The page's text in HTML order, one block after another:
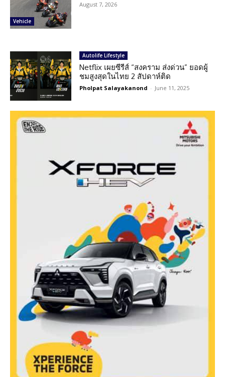
Vehicle
August 7, 2026
Autolife Lifestyle
Netflix เผยซีรีส์ “สงคราม ส่งด่วน” ยอดผู้
ชมสูงสุดในไทย 2 สัปดาห์ติด
Pholpat Salayakanond - June 11, 2025